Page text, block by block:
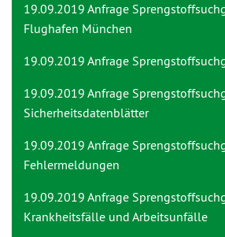
19.09.2019 Anfrage
Flughafen München
19.09.2019 Anfrage
19.09.2019 Anfrage
Sicherheitsdatenblätter
19.09.2019 Anfrage
Fehlermeldungen
19.09.2019 Anfrage
Krankheitsfälle und Arbeitsunfälle